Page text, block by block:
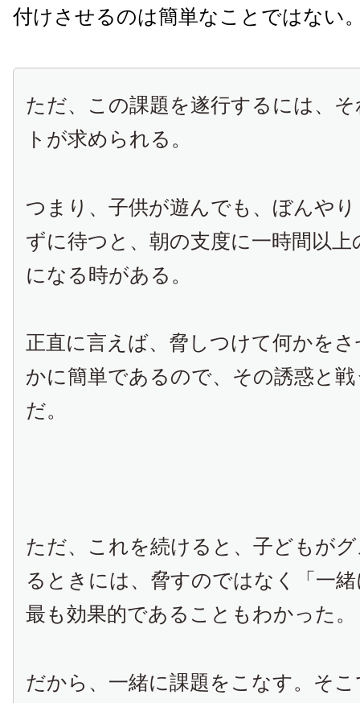
付けさせるのは簡単なことではない
ただ、この課題を遂行するには、
トが求められる。
つまり、子供が遊んでも、ぼんや
ずに待つと、朝の支度に一時間以上
になる時がある。
正直に言えば、脅しつけて何かを
かに簡単であるので、その誘惑と
だ。
ただ、これを続けると、子どもが
るときには、脅すのではなく「一
最も効果的であることもわかった。
だから、一緒に課題をこなす。そ